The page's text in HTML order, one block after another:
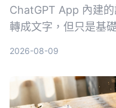
ChatGPT App 內建
轉成文字，但只是基
具 Tinrec，看看哪
理。
2026-08-09